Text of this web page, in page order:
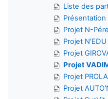
Liste des
Projet N-
Projet N'EDU
Projet
Projet
Projet
Projet